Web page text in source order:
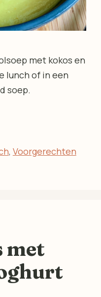
met kokos en
lunch of in een
soep.
, Voorgerechten
met